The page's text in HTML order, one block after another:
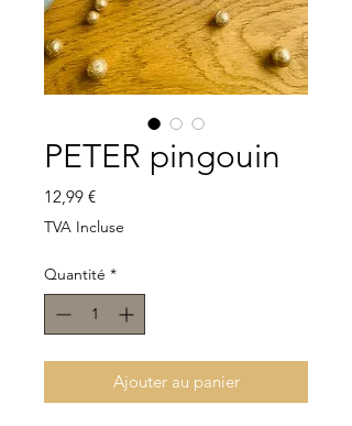
PETER pingouin
12,99 €Prix
TVA Incluse
Quantité *
Ajouter au panier